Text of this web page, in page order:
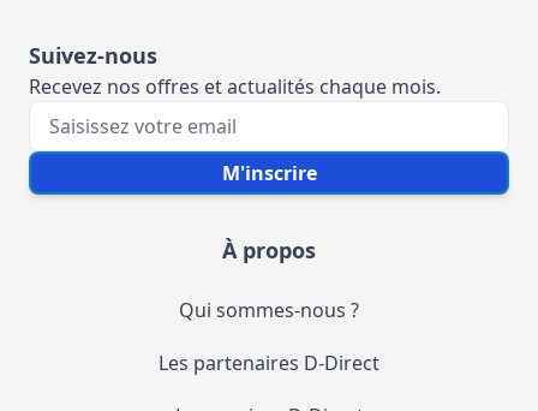
Suivez-nous
Recevez nos offres et actualités chaque mois.
Votre e-mail M'inscrire
À propos
Qui sommes-nous ?
Les partenaires D-Direct